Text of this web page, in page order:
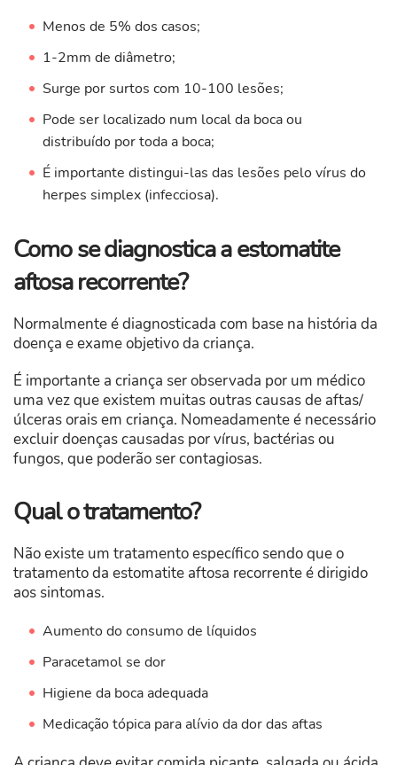
Menos de 5% dos casos;
1-2mm de diâmetro;
Surge por surtos com 10-100 lesões;
Pode ser localizado num local da boca ou
distribuído por toda a boca;
É importante distingui-las das lesões pelo vírus do
herpes simplex (infecciosa).
Como se diagnostica a estomatite
aftosa recorrente?
Normalmente é diagnosticada com base na história da
doença e exame objetivo da criança.
É importante a criança ser observada por um médico
uma vez que existem muitas outras causas de aftas/
úlceras orais em criança. Nomeadamente é necessário
excluir doenças causadas por vírus, bactérias ou
fungos, que poderão ser contagiosas.
Qual o tratamento?
Não existe um tratamento específico sendo que o
tratamento da estomatite aftosa recorrente é dirigido
aos sintomas.
Aumento do consumo de líquidos
Paracetamol se dor
Higiene da boca adequada
Medicação tópica para alívio da dor das aftas